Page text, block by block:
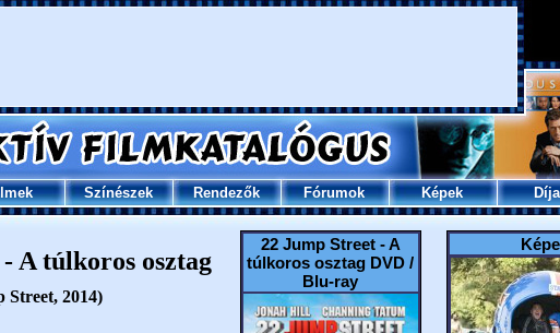
Színészek Rendezők Fórumok Képek
22 Jump Street - A
túlkoros osztag DVD /
Blu-ray
A túlkoros osztag
Street, 2014)